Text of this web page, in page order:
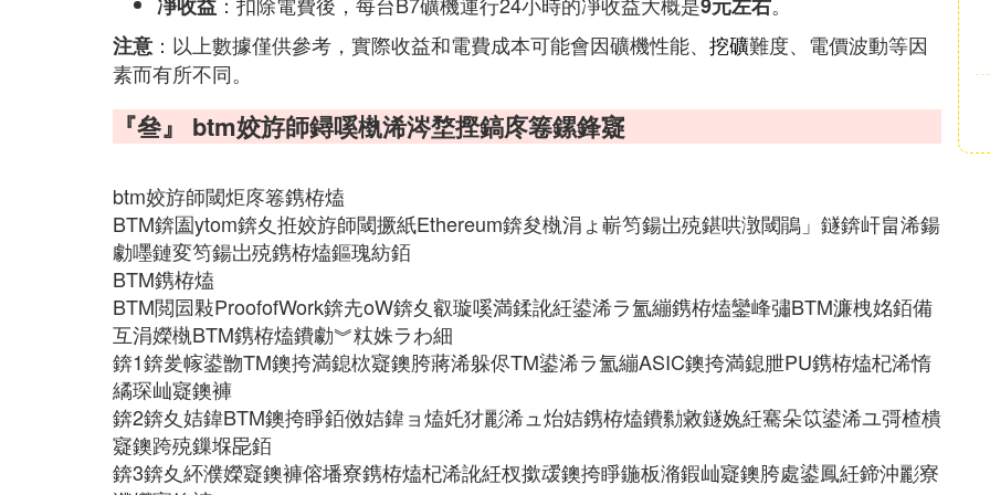
注意 ：以上數據僅供參考，實際收益和電費成本可能會因礦機性能、 挖礦難度、電價波動等因
素而有所不同。
『叄』 btm姣斿師鐞嗘槸浠涔堥摼鎬庝箞鏍鋒寲
btm姣斿師閾炬庝箞鎸栫熆
BTM錛圔ytom錛夊拰姣斿師閾撅紙Ethereum錛夋槸涓ょ嶄笉鍚岀殑鍖哄潡閾鵑」鐩錛屽畠浠鍚
勮嚜鏈変笉鍚岀殑鎸栫熆鏂瑰紡銆
BTM鎸栫熆
BTM閲囩敤ProofofWork錛圥oW錛夊叡璇嗘満鍒訛紝鍙浠ラ氳繃鎸栫熆鑾峰彇BTM濂栧姳銆備
互涓嬫槸BTM鎸栫熆鐨勮︾粏姝ラわ細
錛1錛夎幏鍙朆TM鐭挎満鎴栨寲鐭胯蔣浠躲侭TM鍙浠ラ氳繃ASIC鐭挎満鎴朑PU鎸栫熆杞浠惰
繘琛屾寲鐭褲
錛2錛夊姞鍏BTM鐭挎睜銆傚姞鍏ョ熆奼犲彲浠ュ炲姞鎸栫熆鐨勬敹鐩婏紝騫朵笖鍙浠ユ彁楂樻
寲鐭跨殑鏁堢巼銆
錛3錛夊紑濮嬫寲鐭褲傛墦寮鎸栫熆杞浠訛紝杈撳叆鐭挎睜鍦板潃鍜屾寲鐭胯處鍙鳳紝鍗沖彲寮